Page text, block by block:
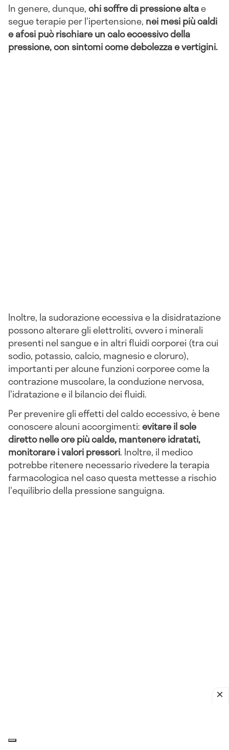
In genere, dunque,chi soffre di pressione altae
segue terapie per l'ipertensione, nei mesi più caldi
e afosi può rischiare un calo eccessivo della
pressione, con sintomi come debolezza e vertigini.
Inoltre, la sudorazione eccessiva e la disidratazione
possono alterare gli elettroliti, ovvero i minerali
presenti nel sangue e in altri fluidi corporei (tra cui
sodio, potassio, calcio, magnesio e cloruro),
importanti per alcune funzioni corporee come la
contrazione muscolare, la conduzione nervosa,
l'idratazione e il bilancio dei fluidi.
Per prevenire gli effetti del caldo eccessivo, è bene
conoscere alcuni accorgimenti:evitare il sole
diretto nelle ore più calde, mantenere idratati,
monitorare i valori pressori. Inoltre, il medico
potrebbe ritenere necessario rivedere la terapia
farmacologica nel caso questa mettesse a rischio
l'equilibrio della pressione sanguigna.